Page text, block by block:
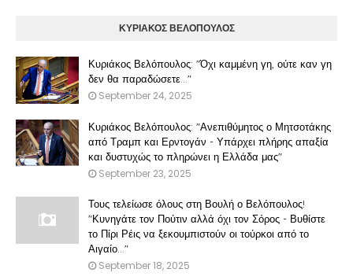
ΚΥΡΙΑΚΟΣ ΒΕΛΟΠΟΥΛΟΣ
Κυριάκος Βελόπουλος: "Όχι καμμένη γη, ούτε καν γη
δεν θα παραδώσετε..."
September 24, 2025
Κυριάκος Βελόπουλος: "Ανεπιθύμητος ο Μητσοτάκης
από Τραμπ και Ερντογάν - Υπάρχει πλήρης απαξία
και δυστυχώς το πληρώνει η Ελλάδα μας"
September 23, 2025
Τους τελείωσε όλους στη Βουλή ο Βελόπουλος!
"Κυνηγάτε τον Πούτιν αλλά όχι τον Σόρος - Βυθίστε
το Πίρι Ρέις να ξεκουμπιστούν οι τούρκοι από το
Αιγαίο..."
September 18, 2025